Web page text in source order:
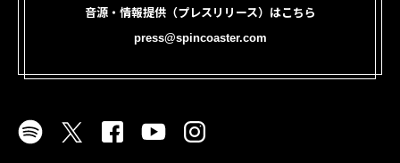
音源・情報提供（プレスリリース）はこちら
press@spincoaster.com